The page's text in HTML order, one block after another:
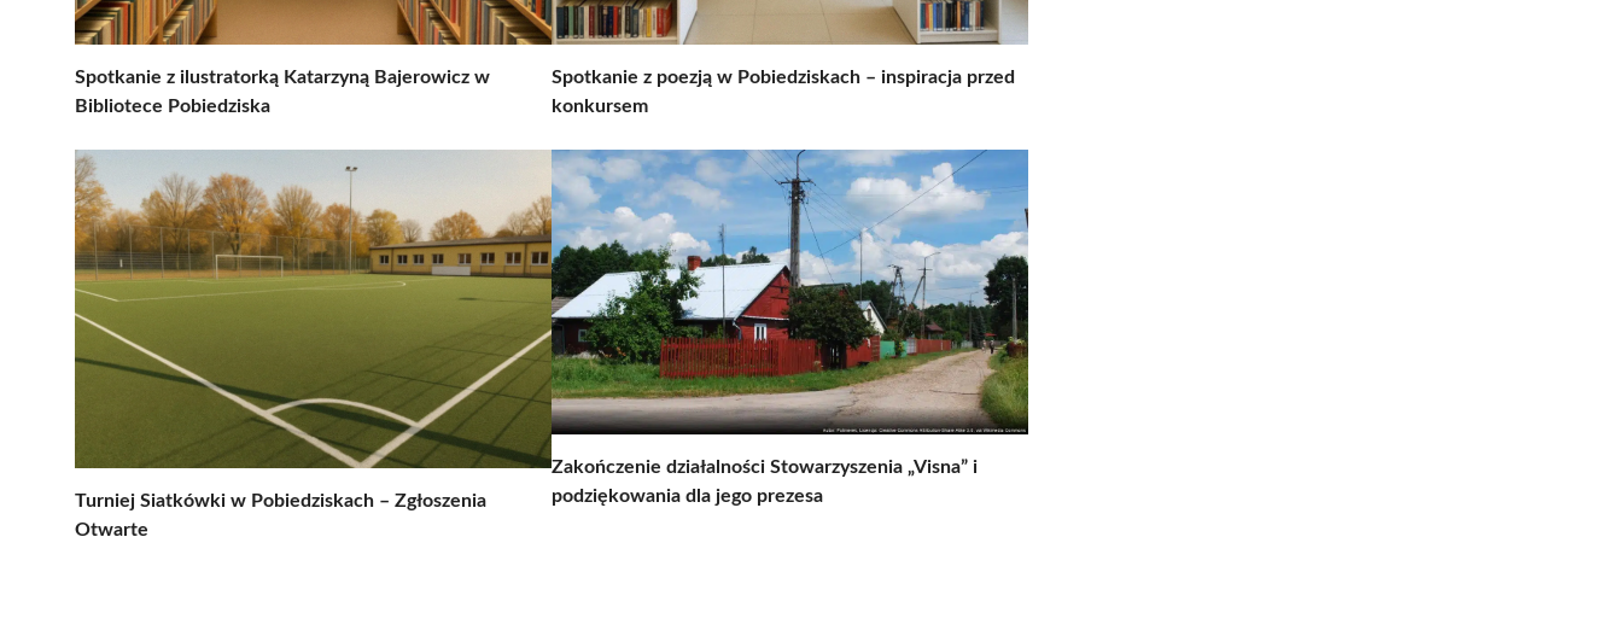
Spotkanie z ilustratorką Katarzyną Bajerowicz w
Bibliotece Pobiedziska
Spotkanie z poezją w Pobiedziskach – inspiracja przed
konkursem
Turniej Siatkówki w Pobiedziskach – Zgłoszenia
Otwarte
Zakończenie działalności Stowarzyszenia „Visna” i
podziękowania dla jego prezesa